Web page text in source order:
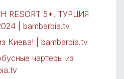
RESORT 5*. ТУРЦИЯ
| bambarbia.tv
Киева! | bambarbia.tv
чартеры из